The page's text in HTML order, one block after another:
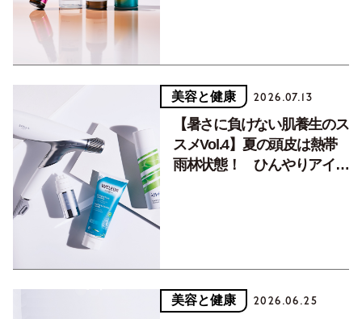
美容と健康 2026.07.13
【暑さに負けない肌養生のス
スメVol.4】夏の頭皮は熱帯
雨林状態！ ひんやりアイテ
美容と健康 2026.06.25